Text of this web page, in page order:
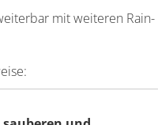
mit weiteren Rain-